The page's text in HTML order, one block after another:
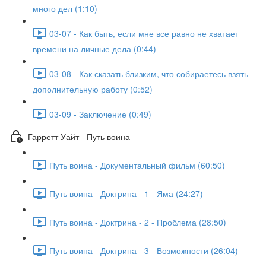
много дел (1:10)
03-07 - Как быть, если мне все равно не хватает
времени на личные дела (0:44)
03-08 - Как сказать близким, что собираетесь взять
дополнительную работу (0:52)
03-09 - Заключение (0:49)
Гарретт Уайт - Путь воина
Путь воина - Документальный фильм (60:50)
Путь воина - Доктрина - 1 - Яма (24:27)
Путь воина - Доктрина - 2 - Проблема (28:50)
Путь воина - Доктрина - 3 - Возможности (26:04)